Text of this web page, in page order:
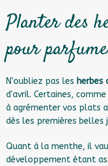
Planter des
pour
N'oubliez pas les herbes
d'avril. Certaines,
à agrémenter vos plats
dès les premières belles
Quant à la menthe, il
développement étant